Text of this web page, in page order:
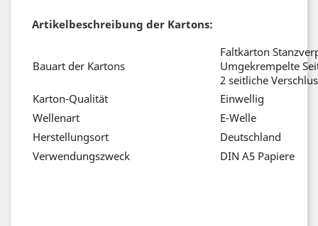
Artikelbeschreibung der Kartons:
Bauart der Kartons
Faltkarton
Umgekrempelte
2 seitliche
Karton-Qualität
Einwellig
Wellenart
E-Welle
Herstellungsort
Deutschland
Verwendungszweck
DIN A5 Papiere